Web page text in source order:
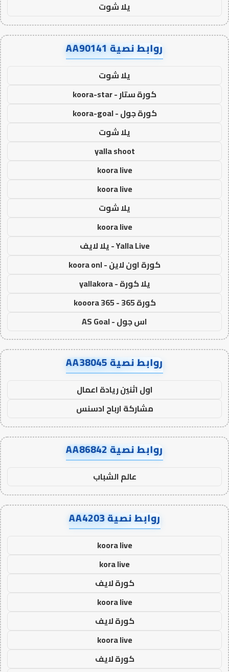
يلا شوت
روابط نصية AA90141
يلا شوت
كورة ستار - koora-star
كورة جول - koora-goal
يلا شوت
yalla shoot
koora live
koora live
يلا شوت
koora live
Yalla Live - يلا لايف
كورة اون لاين - koora onl
يلا كورة - yallakora
كورة 365 - kooora 365
اس جول - AS Goal
روابط نصية AA38045
اول اثنين ريادة اعمال
مشاركة ارباح ادسنس
روابط نصية AA86842
عالم الشباب
روابط نصية AA4203
koora live
kora live
كورة لايف
koora live
كورة لايف
koora live
كورة لايف